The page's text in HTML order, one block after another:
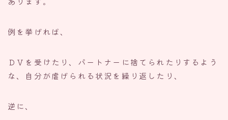
例を挙げれば、
ＤＶを受けたり、パートナーに捨てられたりするよう
な、自分が虐げられる状況を繰り返したり、
逆に、